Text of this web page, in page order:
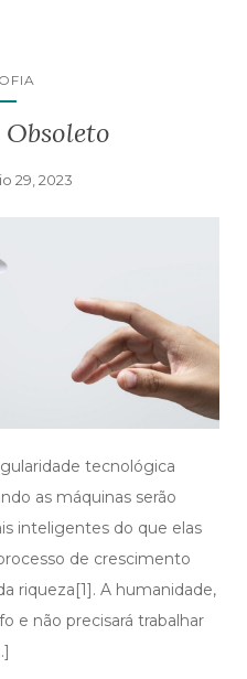
29, 2023
tecnológica
as máquinas serão
inteligentes do que elas
de crescimento
riqueza[1]. A humanidade,
e não precisará trabalhar